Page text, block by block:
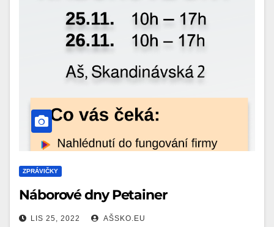
ZPRÁVIČKY
Náborové dny Petainer
LIS 25, 2022 AŠSKO.EU